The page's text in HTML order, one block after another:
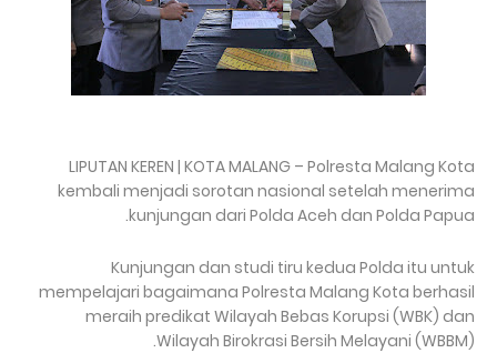
LIPUTAN KEREN | KOTA MALANG – Polresta Malang Kota
kembali menjadi sorotan nasional setelah menerima
kunjungan dari Polda Aceh dan Polda Papua.
Kunjungan dan studi tiru kedua Polda itu untuk
mempelajari bagaimana Polresta Malang Kota berhasil
meraih predikat Wilayah Bebas Korupsi (WBK) dan
Wilayah Birokrasi Bersih Melayani (WBBM).